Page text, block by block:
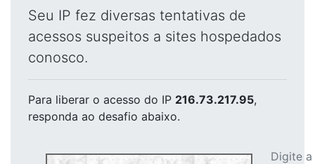
Seu IP fez diversas tentativas de
acessos suspeitos a sites hospedados
conosco.
Para liberar o acesso do IP 216.73.217.95,
responda ao desafio abaixo.
Digite